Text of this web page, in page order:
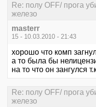
Re: полу OFF/ прога
железо
masterr
15 - 10.03.2010 - 21:43
хорошо что комп
а то была бы
на то что он зангулся
Re: полу OFF/ прога
железо